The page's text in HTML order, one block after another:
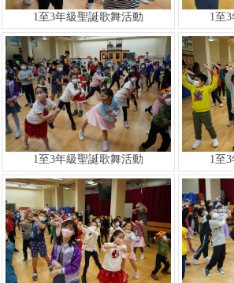
1至3年級聖誕歌舞活動 1至
1至3年級聖誕歌舞活動 1至